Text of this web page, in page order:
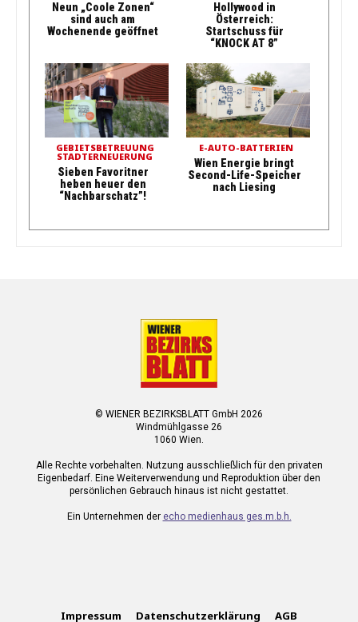
Neun „Coole Zonen“
sind auch am
Wochenende geöffnet
Hollywood in
Österreich:
Startschuss für
“KNOCK AT 8”
GEBIETSBETREUUNG
STADTERNEUERUNG
Sieben Favoritner
heben heuer den
“Nachbarschatz”!
E-AUTO-BATTERIEN
Wien Energie bringt
Second-Life-Speicher
nach Liesing
© WIENER BEZIRKSBLATT GmbH 2026
Windmühlgasse 26
1060 Wien.
Alle Rechte vorbehalten. Nutzung ausschließlich für den privaten
Eigenbedarf. Eine Weiterverwendung und Reproduktion über den
persönlichen Gebrauch hinaus ist nicht gestattet.
Ein Unternehmen der echo medienhaus ges.m.b.h.
Impressum Datenschutzerklärung AGB